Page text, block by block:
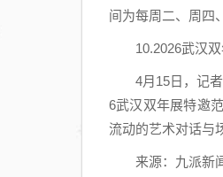
间为每周二、周四
10.2026武汉双
4月15日，记者
6武汉双年展特邀
流动的艺术对话与
来源：九派新闻